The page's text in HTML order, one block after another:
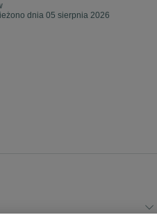
dnia 05 sierpnia 2026